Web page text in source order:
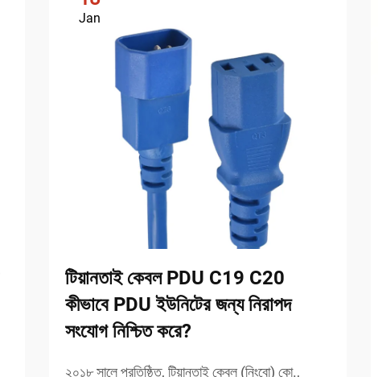
Jan
টিয়ানতাই কেবল PDU C19 C20
কীভাবে PDU ইউনিটের জন্য নিরাপদ
সংযোগ নিশ্চিত করে?
২০১৮ সালে প্রতিষ্ঠিত, টিয়ান্তাই কেবল (নিংবো) কো.,